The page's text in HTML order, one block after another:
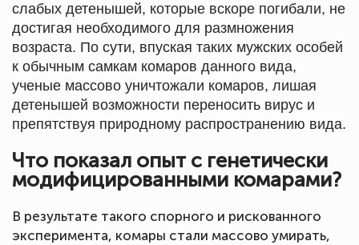
слабых детенышей, которые вскоре погибали, не
достигая необходимого для размножения
возраста. По сути, впуская таких мужских особей
к обычным самкам комаров данного вида,
ученые массово уничтожали комаров, лишая
детенышей возможности переносить вирус и
препятствуя природному распространению вида.
Что показал опыт с генетически
модифицированными комарами?
В результате такого спорного и рискованного
эксперимента, комары стали массово умирать,